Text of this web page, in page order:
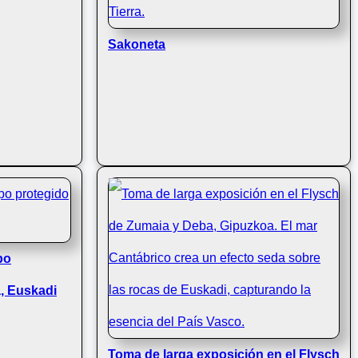
Sakoneta
Euskadi
Toma de larga exposición en el Flysch